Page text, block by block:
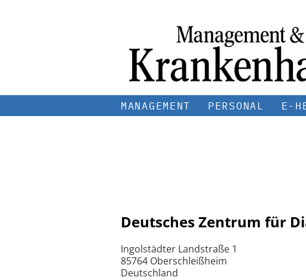
MANAGEMENT PERSONAL E-
Deutsches Zentrum für
Ingolstädter Landstraße 1
85764 Oberschleißheim
Deutschland